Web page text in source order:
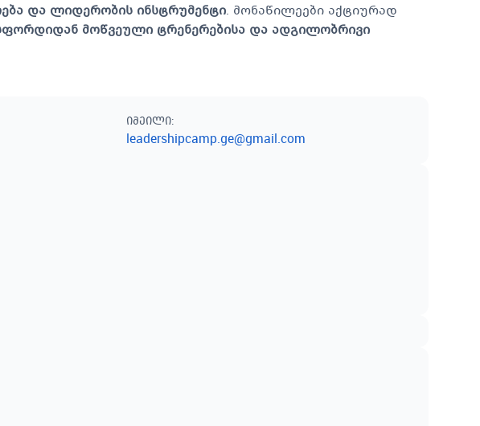
და ლიდერობის ინსტრუმენტი. მონაწილეები აქტიურად
მოწვეული ტრენერებისა და ადგილობრივი
იმეილი:
leadershipcamp.ge@gmail.com